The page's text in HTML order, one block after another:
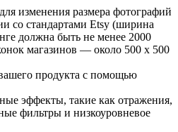
изменения размера фотографий
со стандартами Etsy (ширина
должна быть не менее 2000
магазинов — около 500 x 500
продукта с помощью
эффекты, такие как отражения,
фильтры и низкоуровневое